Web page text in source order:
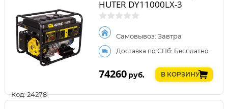
Код: 24278
HUTER DY11000LX-3
Самовывоз: Завтра
Доставка по СПб: Бесплатно
74260 руб. В КОРЗИНУ